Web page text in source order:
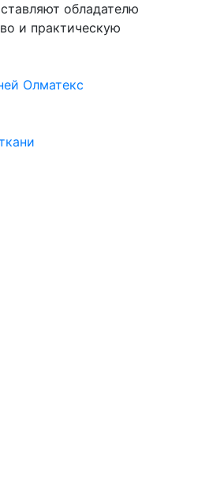
обладателю
и практическую
Олматекс